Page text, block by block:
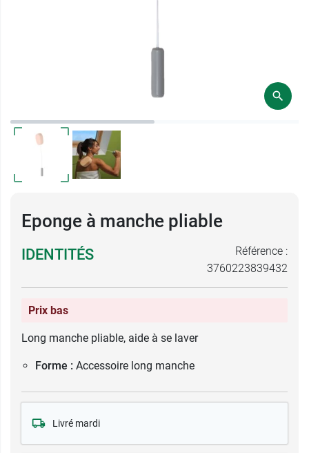
Eponge à manche pliable
IDENTITÉS
Référence :
3760223839432
Prix bas
Long manche pliable, aide à se laver
Forme : Accessoire long manche
Livré mardi